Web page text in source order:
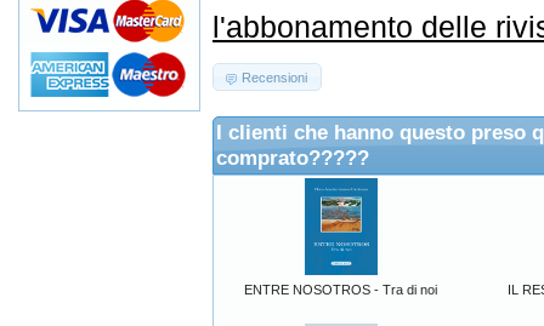
l'abbonamento delle
Recensioni
I clienti che hanno questo preso
comprato?????
ENTRE NOSOTROS - Tra di noi IL